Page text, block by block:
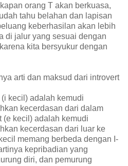
orang T akan berkuasa,
tahu belahan dan lapisan
keberhasilan akan lebih
di jalur yang sesuai dengan
kita bersyukur dengan
arti dan maksud dari introvert
kecil) adalah kemudi
kecerdasan dari dalam
(e kecil) adalah kemudi
kecerdasan dari luar ke
memang berbeda dengan I-
kepribadian yang
diri, dan pemurung